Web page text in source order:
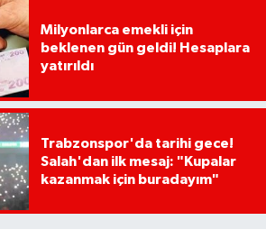
Milyonlarca emekli için
beklenen gün geldi! Hesaplara
yatırıldı
Trabzonspor'da tarihi gece!
Salah'dan ilk mesaj: "Kupalar
kazanmak için buradayım"